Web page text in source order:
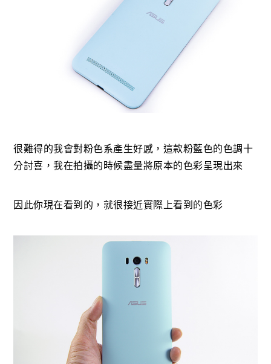
很難得的我會對粉色系產生好感，這款粉藍色的色調十
分討喜，我在拍攝的時候盡量將原本的色彩呈現出來
因此你現在看到的，就很接近實際上看到的色彩